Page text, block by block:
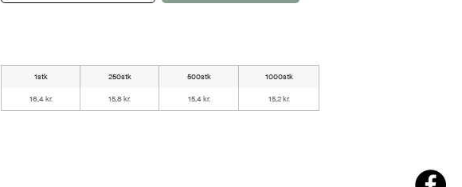
1stk 250stk 500stk 1000stk
16,4 kr. 15,8 kr. 15,4 kr. 15,2 kr.